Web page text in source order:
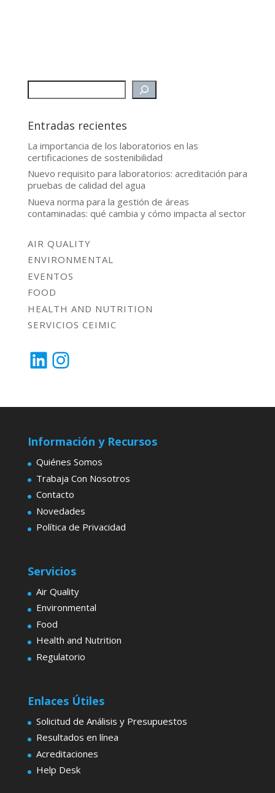
Entradas recientes
La importancia de los laboratorios en las
certificaciones de sostenibilidad
Nuevo requisito para laboratorios: acreditación para
pruebas de calidad del agua
Nueva norma para la gestión de áreas
contaminadas: qué cambia y cómo impacta al sector
AIR QUALITY
ENVIRONMENTAL
EVENTOS
FOOD
HEALTH AND NUTRITION
SERVICIOS CEIMIC
LinkedIn
Instagram
Información y Recursos
Quiénes Somos
Trabaja Con Nosotros
Contacto
Novedades
Política de Privacidad
Servicios
Air Quality
Environmental
Food
Health and Nutrition
Regulatorio
Enlaces Útiles
Solicitud de Análisis y Presupuestos
Resultados en línea
Acreditaciones
Help Desk